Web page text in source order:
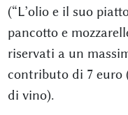
(“L’olio e il suo
pancotto e
riservati a un
contributo di 7 euro
di vino).